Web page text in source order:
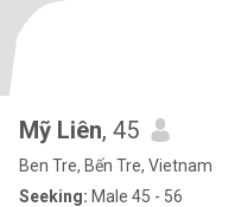
Mỹ Liên, 45
Ben Tre, Bến Tre, Vietnam
Seeking: Male 45 - 56